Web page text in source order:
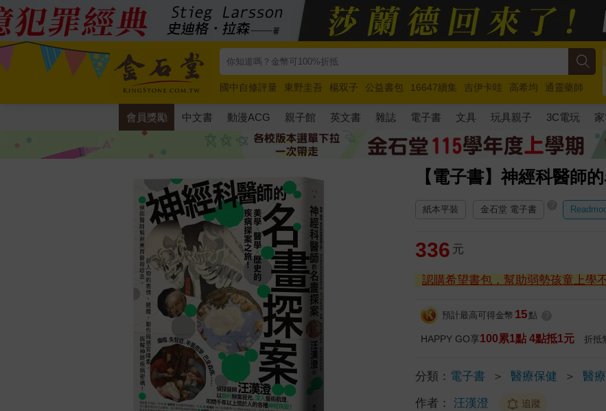
國中自修評量 東野圭吾 楊双子 公益書包 16647續集 吉伊卡哇 高希均
通靈藥師
唯紅花綻放
奧德賽 路邊攤新作 馬斯克 玩具總動員5 超慢跑
會員獎勵 中文書 動漫ACG 親子館 英文書 雜誌 電子書 文具 玩具親子 3C電玩
【電子書】神經科醫師
紙本平裝 金石堂 電子書
336 元
認購希望書包，幫助弱勢孩童上學
預計最高可得金幣 15 點
HAPPY GO享100累1點 4點抵1元 折抵
分類： 電子書 ＞ 醫療保健 ＞ 醫
作者： 汪漢澄 追蹤